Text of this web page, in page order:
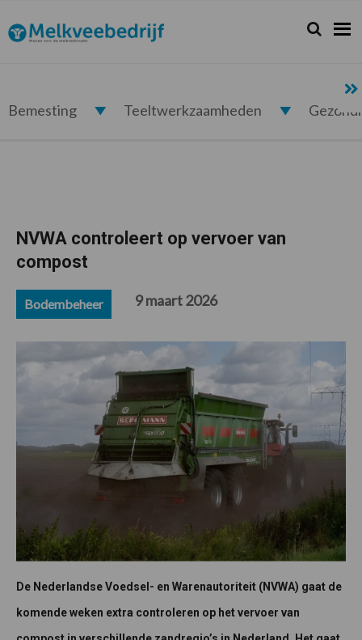
de
hoofdnavigatie
de
hoofd
de
eerste
de
voettekst
Melkveebedrijf.nl Zoeken...
Zoek
Bemesting Teeltwerkzaamheden
NVWA controleert op vervoer van
compost
Bodembeheer 9 maart 2026
De Nederlandse Voedsel- en Warenautoriteit (NVWA) gaat de
komende weken extra controleren op het vervoer van